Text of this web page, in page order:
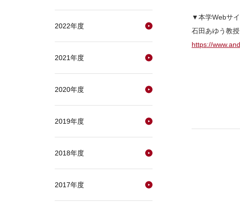
▼本学Webサイ
石田あゆう教
https://
2022年度
2021年度
2020年度
2019年度
2018年度
2017年度